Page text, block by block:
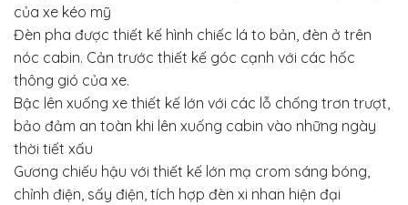
của xe kéo mỹ
Đèn pha được thiết kế hình chiếc lá to bản, đèn ở trên
nóc cabin. Cản trước thiết kế góc cạnh với các hốc
thông gió của xe.
Bậc lên xuống xe thiết kế lớn với các lỗ chống trơn trượt,
bảo đảm an toàn khi lên xuống cabin vào những ngày
thời tiết xấu
Gương chiếu hậu với thiết kế lớn mạ crom sáng bóng,
chỉnh điện, sấy điện, tích hợp đèn xi nhan hiện đại